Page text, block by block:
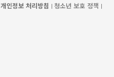
개인정보 처리방침
청소년 보호 정책